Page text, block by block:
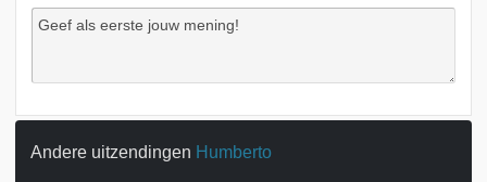
Andere uitzendingen Humberto